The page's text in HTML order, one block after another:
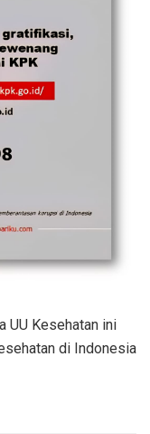
UU Kesehatan ini
di Indonesia